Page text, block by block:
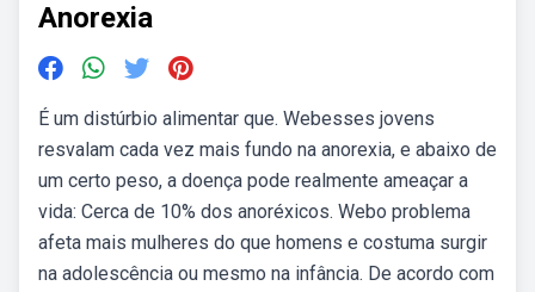
Anorexia
É um distúrbio alimentar que. Webesses jovens
resvalam cada vez mais fundo na anorexia, e abaixo de
um certo peso, a doença pode realmente ameaçar a
vida: Cerca de 10% dos anoréxicos. Webo problema
afeta mais mulheres do que homens e costuma surgir
na adolescência ou mesmo na infância. De acordo com